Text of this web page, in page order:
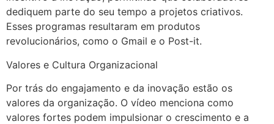
dediquem parte do seu tempo a projetos criativos.
Esses programas resultaram em produtos
revolucionários, como o Gmail e o Post-it.
Valores e Cultura Organizacional
Por trás do engajamento e da inovação estão os
valores da organização. O vídeo menciona como
valores fortes podem impulsionar o crescimento e a